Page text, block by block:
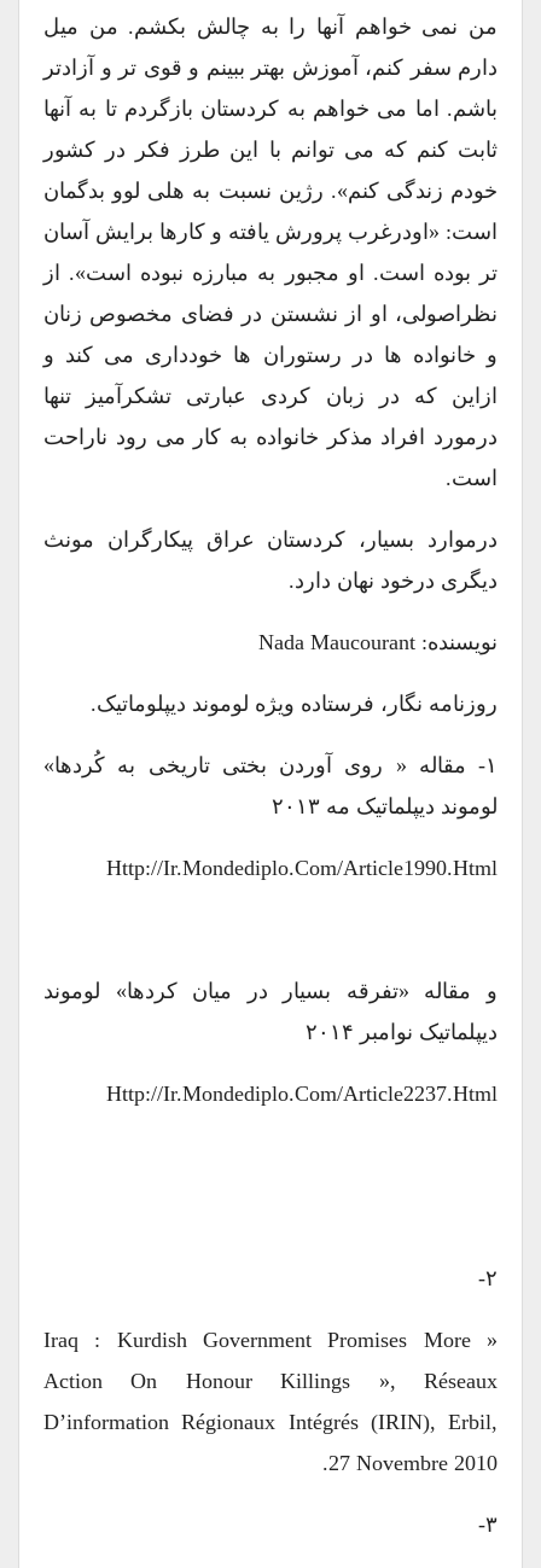
من نمی خواهم آنها را به چالش بکشم. من میل
دارم سفر کنم، آموزش بهتر ببینم و قوی تر و آزادتر
باشم. اما می خواهم به کردستان بازگردم تا به آنها
ثابت کنم که می توانم با این طرز فکر در کشور
خودم زندگی کنم». رژین نسبت به هلی لوو بدگمان
است: «اودرغرب پرورش یافته و کارها برایش آسان
تر بوده است. او مجبور به مبارزه نبوده است». از
نظراصولی، او از نشستن در فضای مخصوص زنان
و خانواده ها در رستوران ها خودداری می کند و
ازاین که در زبان کردی عبارتی تشکرآمیز تنها
درمورد افراد مذکر خانواده به کار می رود ناراحت
است.
درموارد بسیار، کردستان عراق پیکارگران مونث
دیگری درخود نهان دارد.
نویسنده: Nada Maucourant
روزنامه نگار، فرستاده ویژه لوموند دیپلوماتیک.
۱- مقاله « روی آوردن بختی تاریخی به کُردها»
لوموند دیپلماتیک مه ۲۰۱۳
Http://ir.mondediplo.com/article1990.html
و مقاله «تفرقه بسیار در میان کردها» لوموند
دیپلماتیک نوامبر ۲۰۱۴
Http://ir.mondediplo.com/article2237.html
« Iraq : Kurdish Government Promises More
Action On Honour Killings », Réseaux
D’information Régionaux Intégrés (IRIN), Erbil,
27 Novembre 2010.